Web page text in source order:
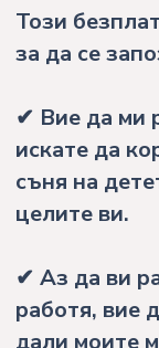
Този
за да се
✔ Вие да ми
искате да
съня на
целите ви.
✔ Аз да ви
работя, вие
дали моите